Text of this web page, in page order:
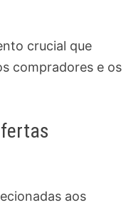
crucial que
compradores e os
aos